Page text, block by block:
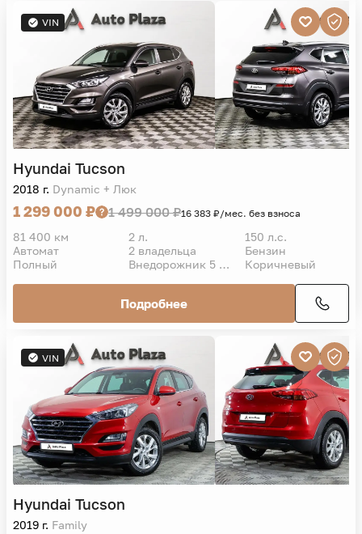
VIN
Hyundai Tucson
2018 г. Dynamic + Люк
1 299 000 ₽ 1 499 000 ₽16 383 ₽/мес. без взноса
81 400 км 2 л.
150 л.с.
Автомат
2 владельца
Бензин
Полный
Внедорожник 5 дв. Коричневый
Подробнее
VIN
Hyundai Tucson
2019 г. Family